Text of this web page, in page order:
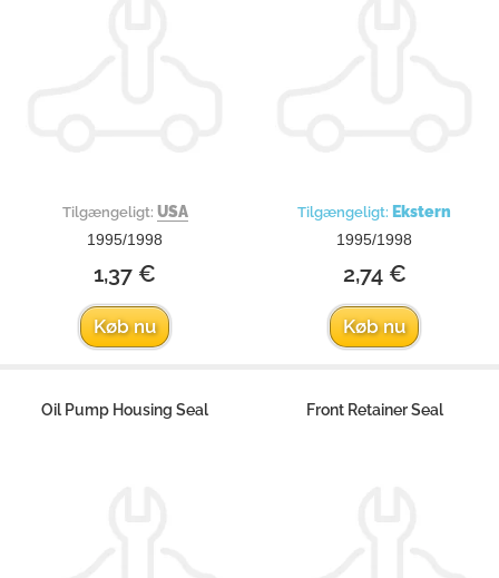
Tilgængeligt: USA
1995/1998
1,37 €
Køb nu
Tilgængeligt: Ekstern
1995/1998
2,74 €
Køb nu
Oil Pump Housing Seal Front Retainer Seal